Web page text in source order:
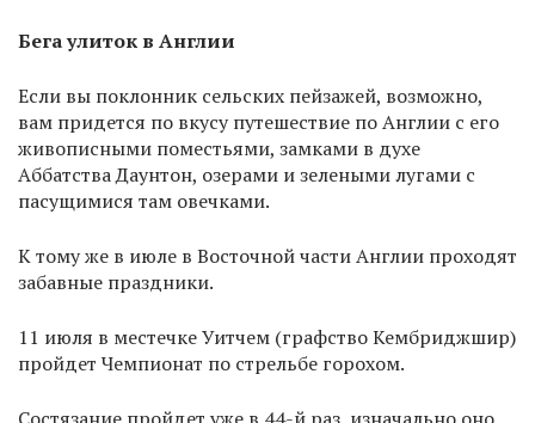
Бега улиток в Англии
Если вы поклонник сельских пейзажей, возможно,
вам придется по вкусу путешествие по Англии с его
живописными поместьями, замками в духе
Аббатства Даунтон, озерами и зелеными лугами с
пасущимися там овечками.
К тому же в июле в Восточной части Англии проходят
забавные праздники.
11 июля в местечке Уитчем (графство Кембриджшир)
пройдет Чемпионат по стрельбе горохом.